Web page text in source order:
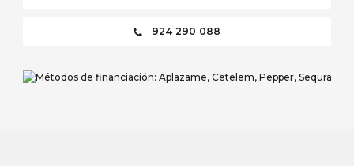
924 290 088